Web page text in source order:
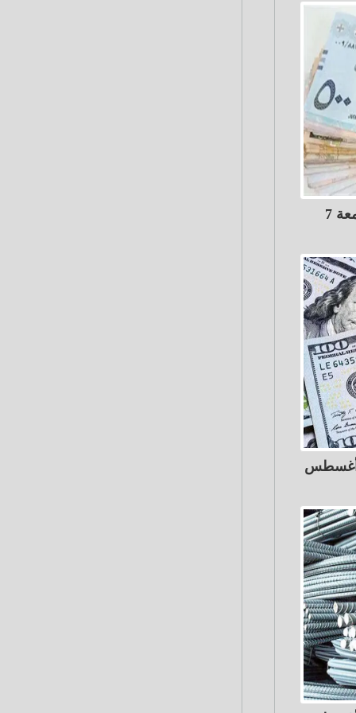
أسعار الريال السعودي اليوم الجمعة 7